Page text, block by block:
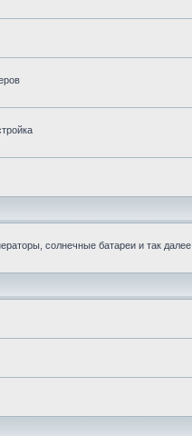
солнечные батареи и так далее